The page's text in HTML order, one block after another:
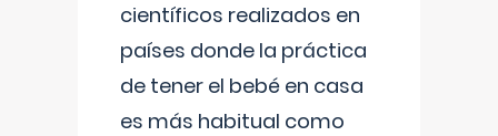
científicos realizados en
países donde la práctica
de tener el bebé en casa
es más habitual como